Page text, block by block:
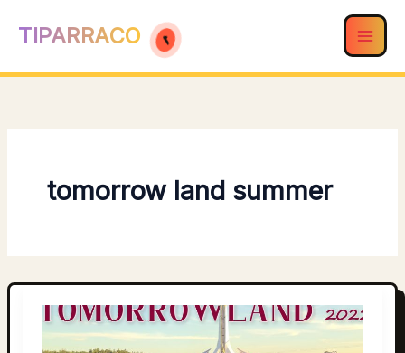
TIPARRACO
tomorrow land summer